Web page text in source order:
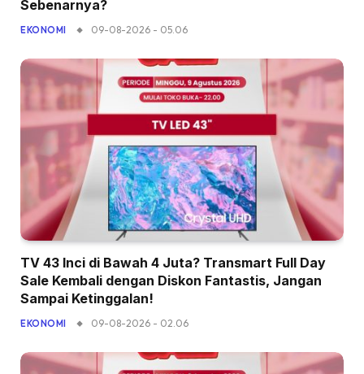
Sebenarnya?
EKONOMI 09-08-2026 - 05.06
TV 43 Inci di Bawah 4 Juta? Transmart Full Day
Sale Kembali dengan Diskon Fantastis, Jangan
Sampai Ketinggalan!
EKONOMI 09-08-2026 - 02.06